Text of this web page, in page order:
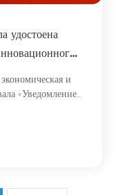
и
«Уведомление
и второй
инновационных